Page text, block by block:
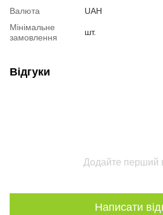
Валюта
UAH
Мінімальне
замовлення
шт.
Відгуки
Додайте перший
Написати